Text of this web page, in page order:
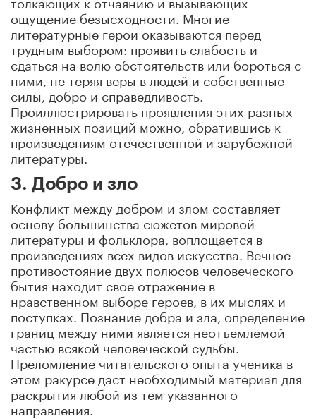
ощущение безысходности. Многие
литературные герои оказываются перед
трудным выбором: проявить слабость и
сдаться на волю обстоятельств или бороться с
ними, не теряя веры в людей и собственные
силы, добро и справедливость.
Проиллюстрировать проявления этих разных
жизненных позиций можно, обратившись к
произведениям отечественной и зарубежной
литературы.
3. Добро и зло
Конфликт между добром и злом составляет
основу большинства сюжетов мировой
литературы и фольклора, воплощается в
произведениях всех видов искусства. Вечное
противостояние двух полюсов человеческого
бытия находит свое отражение в
нравственном выборе героев, в их мыслях и
поступках. Познание добра и зла, определение
границ между ними является неотъемлемой
частью всякой человеческой судьбы.
Преломление читательского опыта ученика в
этом ракурсе даст необходимый материал для
раскрытия любой из тем указанного
направления.